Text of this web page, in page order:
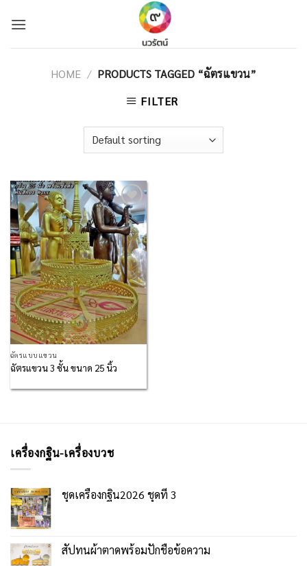
HOME / PRODUCTS TAGGED “ฉัตรแขวน”
FILTER
Add to
Wishlist
ฉัตรแบบแขวน
ฉัตรแขวน 3 ชั้น ขนาด 25 นิ้ว
เครื่องกฐิน-เครื่องบวช
ชุดเครื่องกฐิน2026 ชุดที่ 3
สัปทนผ้าตาดพร้อมปักชื่อข้อความ